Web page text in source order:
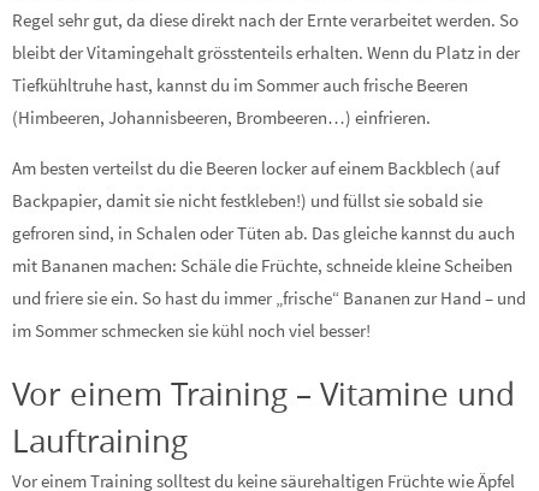
Regel sehr gut, da diese direkt nach der Ernte verarbeitet werden. So
bleibt der Vitamingehalt grösstenteils erhalten. Wenn du Platz in der
Tiefkühltruhe hast, kannst du im Sommer auch frische Beeren
(Himbeeren, Johannisbeeren, Brombeeren…) einfrieren.
Am besten verteilst du die Beeren locker auf einem Backblech (auf
Backpapier, damit sie nicht festkleben!) und füllst sie sobald sie
gefroren sind, in Schalen oder Tüten ab. Das gleiche kannst du auch
mit Bananen machen: Schäle die Früchte, schneide kleine Scheiben
und friere sie ein. So hast du immer „frische“ Bananen zur Hand – und
im Sommer schmecken sie kühl noch viel besser!
Vor einem Training – Vitamine und
Lauftraining
Vor einem Training solltest du keine säurehaltigen Früchte wie Äpfel